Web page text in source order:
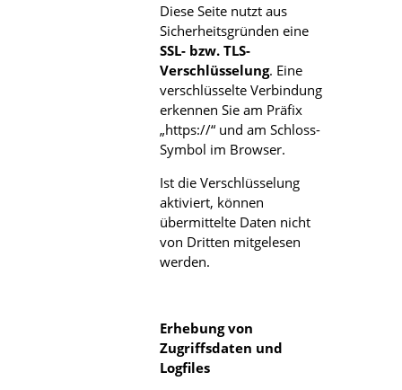
Diese Seite nutzt aus
Sicherheitsgründen eine
SSL- bzw. TLS-
Verschlüsselung. Eine
verschlüsselte Verbindung
erkennen Sie am Präfix
„https://“ und am Schloss-
Symbol im Browser.
Ist die Verschlüsselung
aktiviert, können
übermittelte Daten nicht
von Dritten mitgelesen
werden.
Erhebung von
Zugriffsdaten und
Logfiles